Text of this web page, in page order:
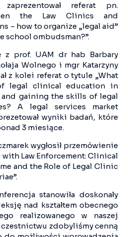
referat pn.
the Law Clinics and
– how to organize „legal aid”
school ombudsman?”.
z prof. UAM dr hab Barbary
Wolnego i mgr Katarzyny
z kolei referat o tytule „What
legal clinical education in
gaining the skills of legal
A legal services market
wyniki badań, które
3 miesiące.
wygłosił przemówienie
with Law Enforcement: Clinical
and the Role of Legal Clinic
stanowiła doskonały
nad kształtem obecnego
realizowanego w naszej
zdobyliśmy cenną